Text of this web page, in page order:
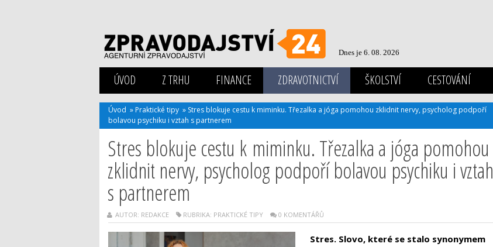
Dnes je 6. 08. 2026
ÚVOD Z TRHU FINANCE ZDRAVOTNICTVÍ ŠKOLSTVÍ CESTOVÁNÍ
Úvod » Praktické tipy » Stres blokuje cestu k miminku. Třezalka a jóga pomohou zklidnit nervy, psycholog podpoří
bolavou psychiku i vztah s partnerem
Stres blokuje cestu k miminku. Třezalka a jóga pomohou
zklidnit nervy, psycholog podpoří bolavou psychiku i vztah
s partnerem
AUTOR: REDAKCE RUBRIKA: PRAKTICKÉ TIPY 0 KOMENTÁŘŮ
Stres. Slovo, které se stalo synonymem